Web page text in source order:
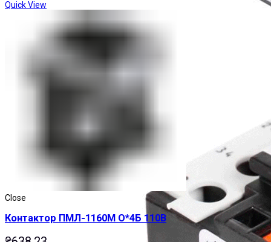
Quick View
Close
Контактор ПМЛ-1160М О*4Б 110В